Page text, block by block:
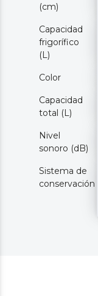
(cm)
Capacidad
frigorífico
(L)
Color
Capacidad
total (L)
Nivel
sonoro (dB)
Sistema de
conservación